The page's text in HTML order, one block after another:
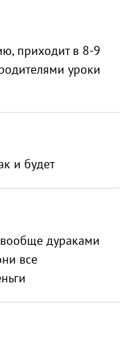
приходит в 8-9
уроки
и будет
дураками
все